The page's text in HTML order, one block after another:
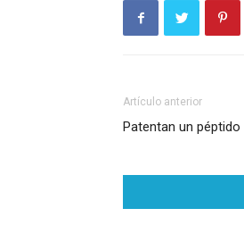
Artículo anterior
Patentan un